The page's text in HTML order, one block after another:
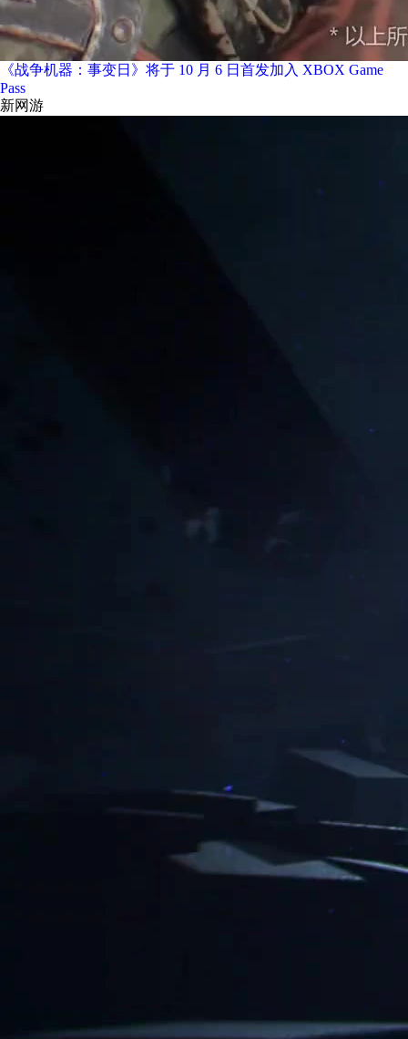
《战争机器：事变日》将于 10 月 6 日首发加入 XBOX Game
Pass
新网游